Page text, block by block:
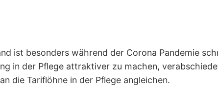
ist besonders während der Corona Pandemie
in der Pflege attraktiver zu machen,
die Tariflöhne in der Pflege angleichen.